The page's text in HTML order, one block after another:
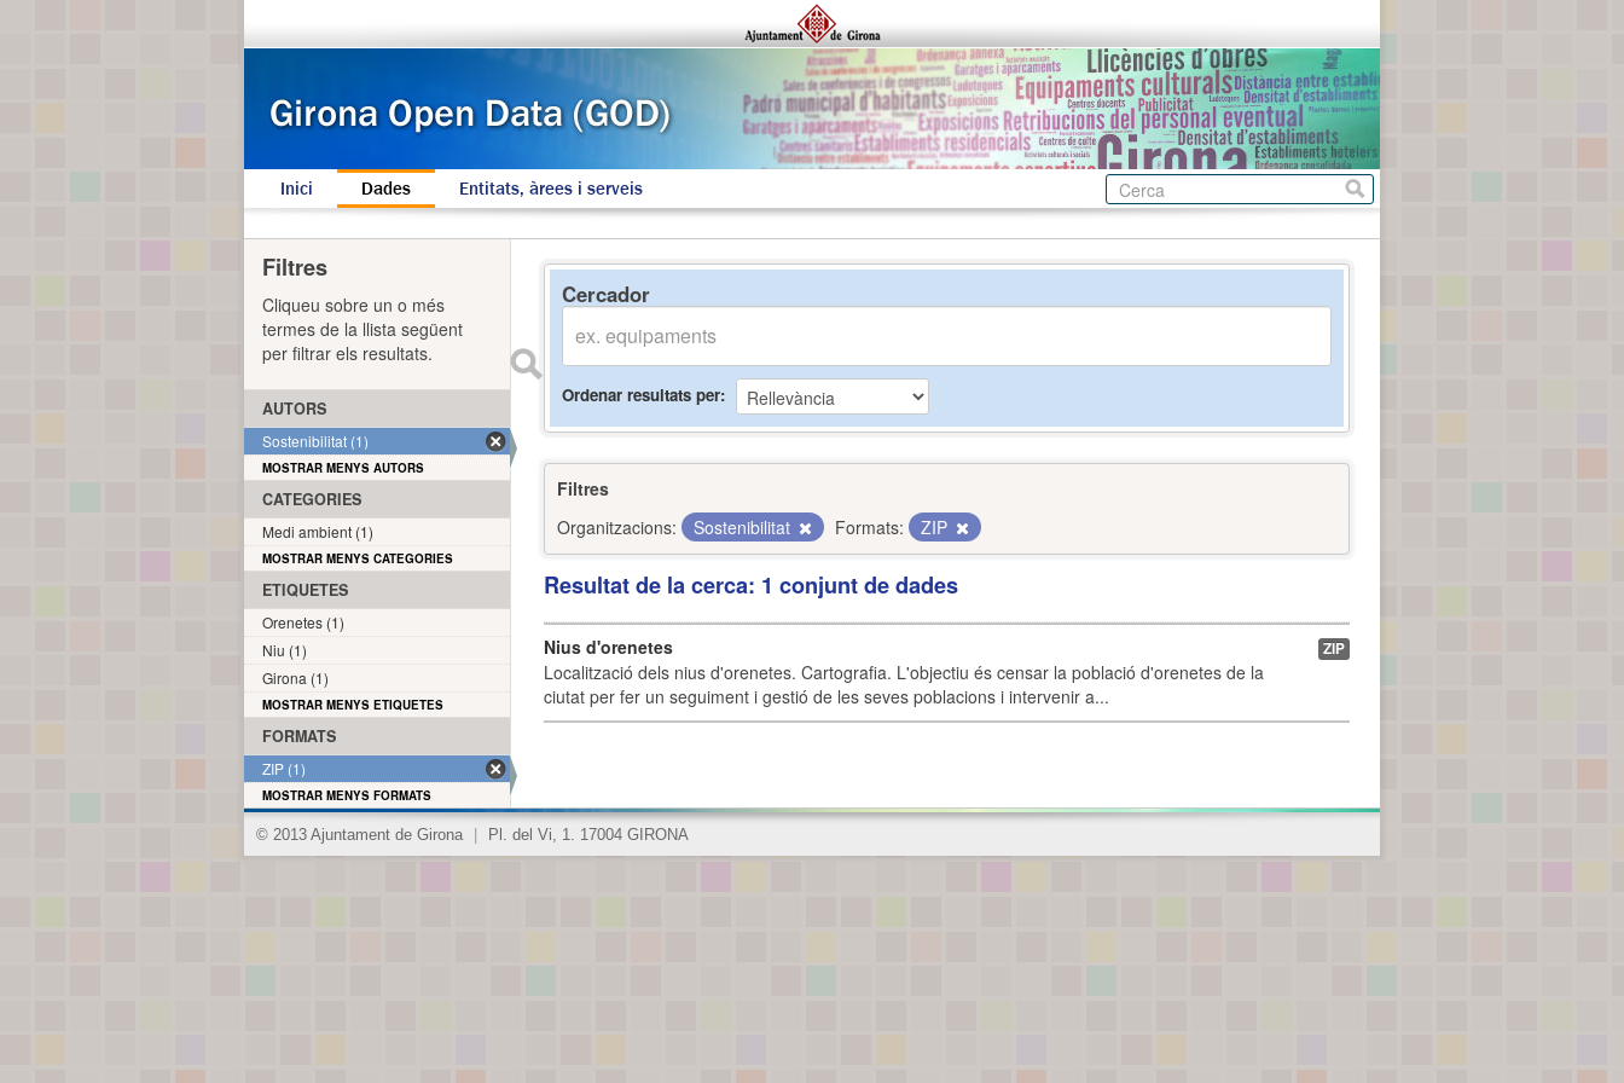
Inici Dades Entitats, àrees i serveis
Cercador
Ordenar resultats per
Filtres
Organitzacions:
Sostenibilitat Formats: ZIP
Resultat de la cerca: 1 conjunt de dades
Nius d'orenetes
Localització dels nius d'orenetes. Cartografia. L'objectiu és censar la població d'orenetes de la
ciutat per fer un seguiment i gestió de les seves poblacions i intervenir a...
ZIP
Filtres
Cliqueu sobre un o més
termes de la llista següent
per filtrar els resultats.
AUTORS
Sostenibilitat (1)
MOSTRAR MENYS AUTORS
CATEGORIES
Medi ambient (1)
MOSTRAR MENYS CATEGORIES
ETIQUETES
Orenetes (1)
Niu (1)
Girona (1)
MOSTRAR MENYS ETIQUETES
FORMATS
ZIP (1)
MOSTRAR MENYS FORMATS
© 2013 Ajuntament de Girona Pl. del Vi, 1. 17004 GIRONA